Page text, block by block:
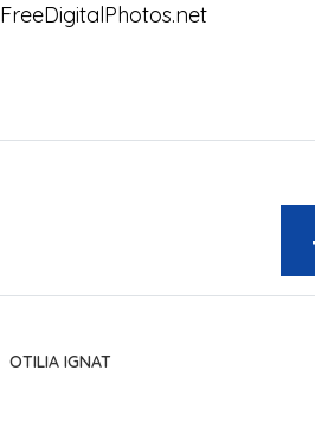
FreeDigitalPhotos.net
OTILIA IGNAT